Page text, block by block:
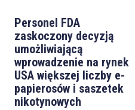
Personel FDA
zaskoczony decyzją
umożliwiającą
wprowadzenie na rynek
USA większej liczby e-
papierosów i saszetek
nikotynowych